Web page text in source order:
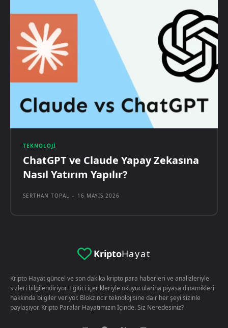
TEKNOLOJI
ChatGPT ve Claude Yapay Zekasına
Nasıl Yatırım Yapılır?
SERTHAN TOPAL - 16 MAYIS 2026
KriptoHayat
Kripto Hayat güncel ve son dakika kripto para haberleri ve analizleriyle
sizleri bilgilendiriyor. Eğitici içerikleriyle okuyucularina piyasa dinamikleri
hakkında bilgiler veriyor. Blokzincir teknolojisine dair her şeyi sizinle
paylaşıyor. Kripto Paralar Hayatımızın İçinde. Siz Neredesiniz?